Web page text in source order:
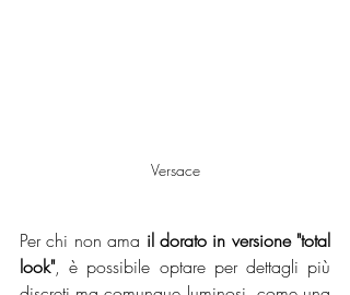
Versace
Per chi non ama il dorato in versione "total
look", è possibile optare per dettagli più